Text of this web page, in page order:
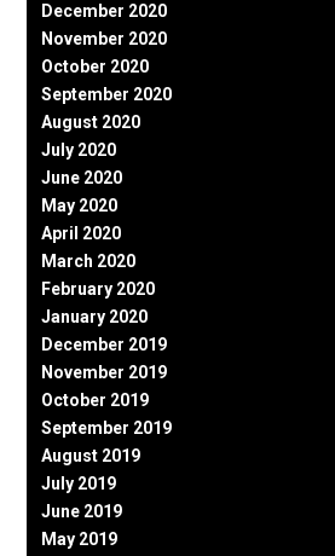
December 2020
November 2020
October 2020
September 2020
August 2020
July 2020
June 2020
May 2020
April 2020
March 2020
February 2020
January 2020
December 2019
November 2019
October 2019
September 2019
August 2019
July 2019
June 2019
May 2019